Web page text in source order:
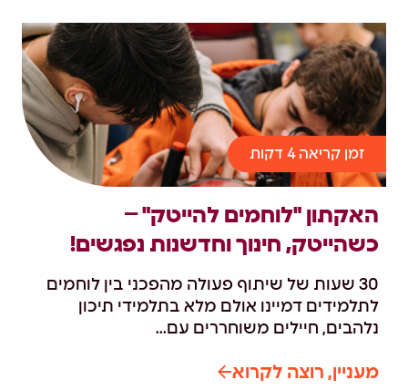
זמן קריאה 4 דקות
האקתון "לוחמים להייטק" –
כשהייטק, חינוך וחדשנות נפגשים!
30 שעות של שיתוף פעולה מהפכני בין לוחמים
לתלמידים דמיינו אולם מלא בתלמידי תיכון
נלהבים, חיילים משוחררים עם...
מעניין, רוצה לקרוא